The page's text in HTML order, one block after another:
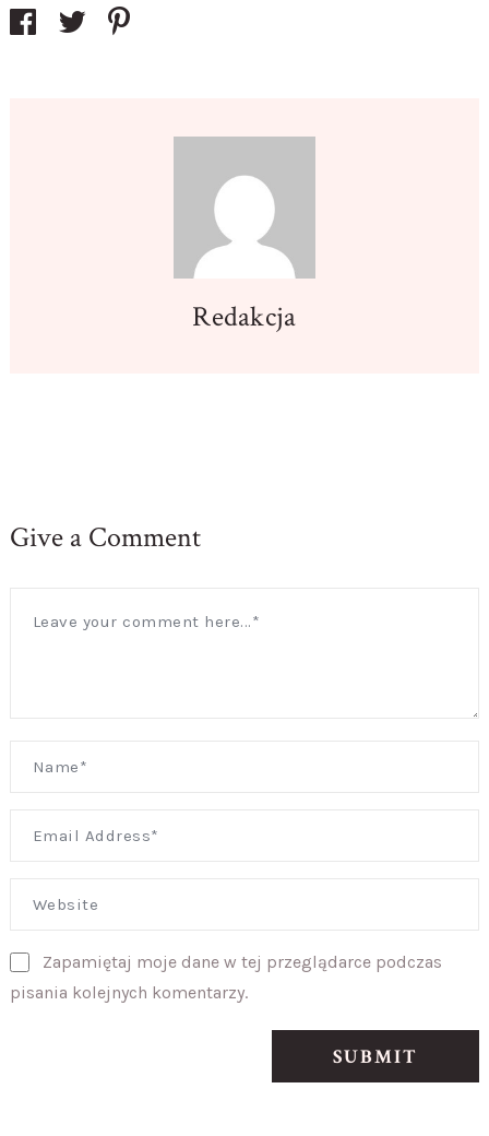
Redakcja
Give a Comment
Zapamiętaj moje dane w tej przeglądarce podczas
pisania kolejnych komentarzy.